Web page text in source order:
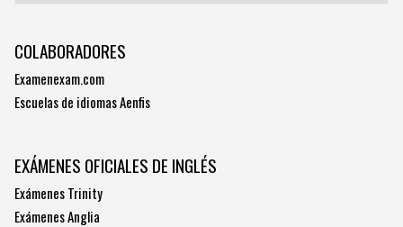
COLABORADORES
Examenexam.com
Escuelas de idiomas Aenfis
EXÁMENES OFICIALES DE INGLÉS
Exámenes Trinity
Exámenes Anglia